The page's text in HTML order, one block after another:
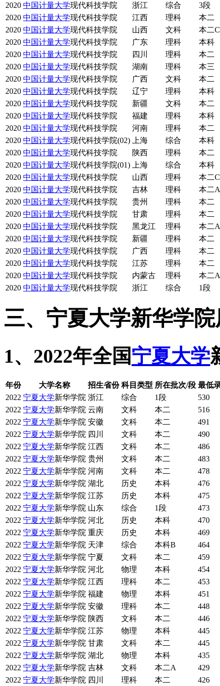
2020 中国计量大学现代科技学院 浙江 综合
3段
2020 中国计量大学现代科技学院 江西 理科
本二
2020 中国计量大学现代科技学院 山西 文科
本二C
2020 中国计量大学现代科技学院 广东 理科
本科
2020 中国计量大学现代科技学院 四川 理科
本二
2020 中国计量大学现代科技学院 湖南 理科
本三
2020 中国计量大学现代科技学院 广西 文科
本二
2020 中国计量大学现代科技学院 辽宁 理科
本科
2020 中国计量大学现代科技学院 新疆 文科
本二
2020 中国计量大学现代科技学院 福建 理科
本科
2020 中国计量大学现代科技学院 河南 理科
本二
2020 中国计量大学现代科技学院(02) 上海 综合
本科
2020 中国计量大学现代科技学院 陕西 理科
本二
2020 中国计量大学现代科技学院(01) 上海 综合
本科
2020 中国计量大学现代科技学院 山西 理科
本二C
2020 中国计量大学现代科技学院 吉林 理科
本二A
2020 中国计量大学现代科技学院 贵州 理科
本二
2020 中国计量大学现代科技学院 甘肃 理科
本二
2020 中国计量大学现代科技学院 黑龙江 理科
本二A
2020 中国计量大学现代科技学院 新疆 理科
本二
2020 中国计量大学现代科技学院 广西 理科
本二
2020 中国计量大学现代科技学院 江苏 理科
本二
2020 中国计量大学现代科技学院 内蒙古 理科
本二A
2020 中国计量大学现代科技学院 浙江 综合 1段
三、宁夏大学新华学
1、2022年全国宁夏大学
年份 大学名称 招生省份 科目类型 所在批次/段 最低
2022 宁夏大学新华学院 浙江 综合 1段
530
2022 宁夏大学新华学院 云南 文科 本二
516
2022 宁夏大学新华学院 安徽 文科 本二
491
2022 宁夏大学新华学院 四川 文科 本二
490
2022 宁夏大学新华学院 江西 文科 本二
486
2022 宁夏大学新华学院 贵州 文科 本二
483
2022 宁夏大学新华学院 河南 文科 本二
478
2022 宁夏大学新华学院 湖北 历史 本科
476
2022 宁夏大学新华学院 江苏 历史 本科
475
2022 宁夏大学新华学院 山东 综合 1段
473
2022 宁夏大学新华学院 河北 历史 本科
470
2022 宁夏大学新华学院 重庆 历史 本科
469
2022 宁夏大学新华学院 天津 综合 本科B
464
2022 宁夏大学新华学院 宁夏 文科 本二
459
2022 宁夏大学新华学院 河北 物理 本科
454
2022 宁夏大学新华学院 江西 理科 本二
453
2022 宁夏大学新华学院 福建 物理 本科
451
2022 宁夏大学新华学院 安徽 理科 本二
448
2022 宁夏大学新华学院 陕西 文科 本二
446
2022 宁夏大学新华学院 江苏 物理 本科
445
2022 宁夏大学新华学院 甘肃 文科 本二
445
2022 宁夏大学新华学院 湖北 物理 本科
435
2022 宁夏大学新华学院 吉林 文科 本二A
429
2022 宁夏大学新华学院 四川 理科 本二 426